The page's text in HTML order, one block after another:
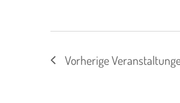
Vorherige